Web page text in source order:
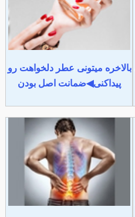
بالاخره میتونی عطر دلخواهت رو
پیداکنی◀ضمانت اصل بودن